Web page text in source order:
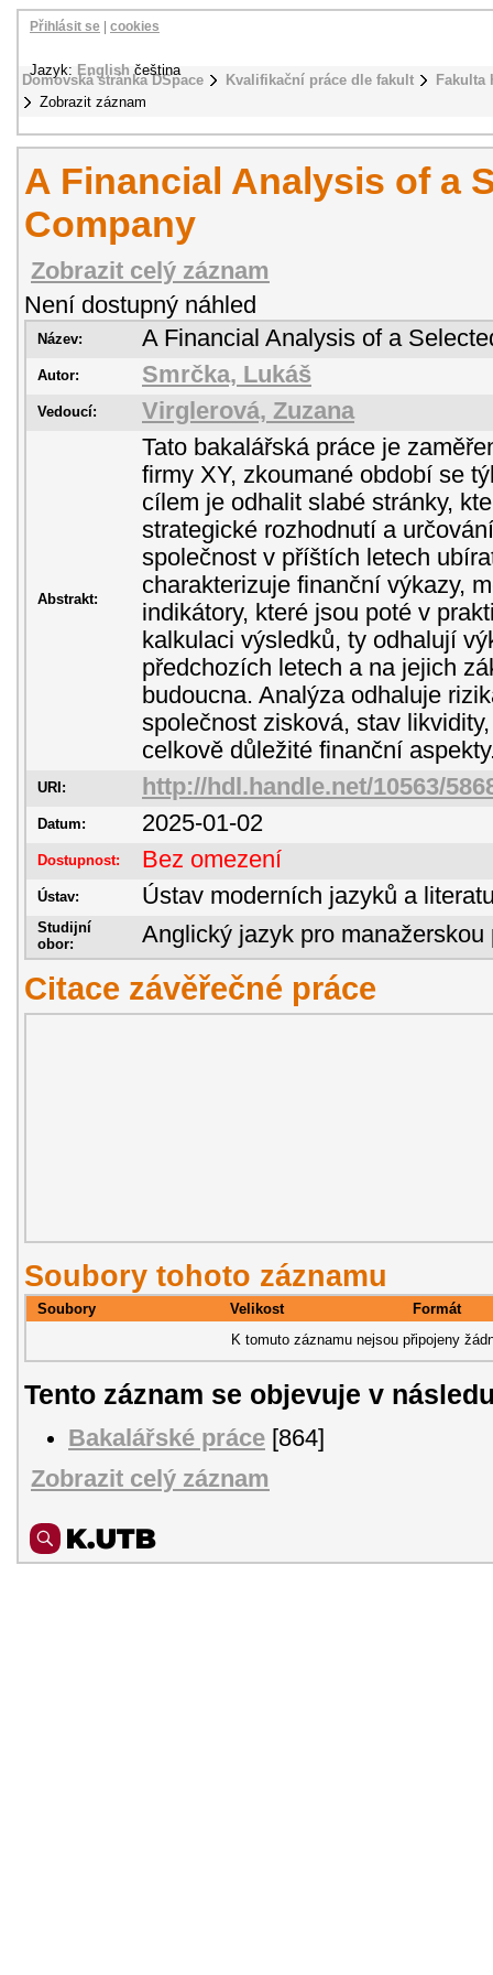
Domovská stránka DSpace Kvalifikační práce dle fakult
Zobrazit záznam
Přihlásit se cookies
Jazyk: English čeština
A Financial Analysis of a
Company
Zobrazit celý záznam
Není dostupný náhled
Název: A Financial Analysis of a
Autor: Smrčka, Lukáš
Vedoucí: Virglerová, Zuzana
Abstrakt:
Tato bakalářská práce je
firmy XY, zkoumané období se
cílem je odhalit slabé stránky,
strategické rozhodnutí a
společnost v příštích letech
charakterizuje finanční výkazy,
indikátory, které jsou poté v
kalkulaci výsledků, ty odhalují
předchozích letech a na jejich
budoucna. Analýza odhaluje
společnost zisková, stav
celkově důležité finanční
URI: http://hdl.handle.net/10563/
Datum: 2025-01-02
Dostupnost: Bez omezení
Ústav: Ústav moderních jazyků a
Studijní
obor:
Anglický jazyk pro manažerskou
Citace závěřečné práce
Soubory tohoto záznamu
Soubory Velikost
Formát
K tomuto záznamu nejsou připojeny
Tento záznam se objevuje v
Bakalářské práce [864]
Zobrazit celý záznam